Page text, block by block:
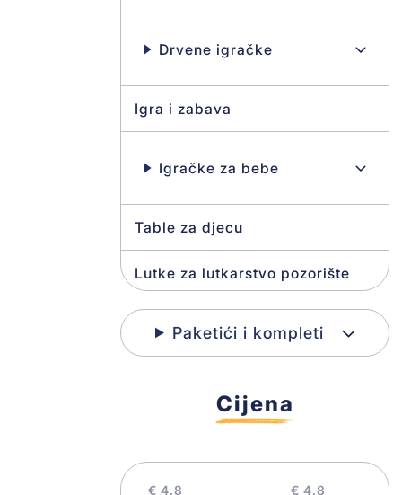
Drvene igračke
Igra i zabava
Igračke za bebe
Table za djecu
Lutke za lutkarstvo pozorište
Edukativne igre
Kreativni program
Kocke
Paketići i kompleti
Cijena
€ €